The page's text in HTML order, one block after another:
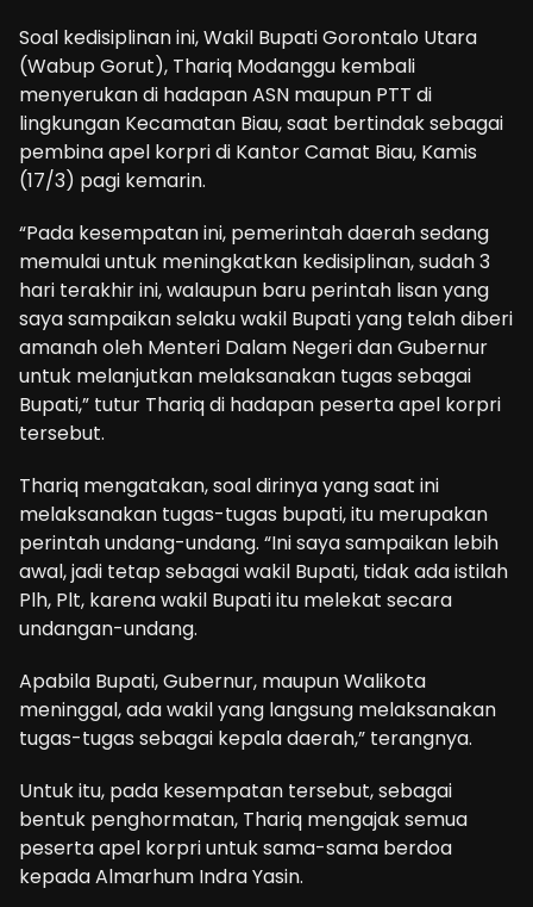
Soal kedisiplinan ini, Wakil Bupati Gorontalo Utara
(Wabup Gorut), Thariq Modanggu kembali
menyerukan di hadapan ASN maupun PTT di
lingkungan Kecamatan Biau, saat bertindak sebagai
pembina apel korpri di Kantor Camat Biau, Kamis
(17/3) pagi kemarin.
“Pada kesempatan ini, pemerintah daerah sedang
memulai untuk meningkatkan kedisiplinan, sudah 3
hari terakhir ini, walaupun baru perintah lisan yang
saya sampaikan selaku wakil Bupati yang telah diberi
amanah oleh Menteri Dalam Negeri dan Gubernur
untuk melanjutkan melaksanakan tugas sebagai
Bupati,” tutur Thariq di hadapan peserta apel korpri
tersebut.
Thariq mengatakan, soal dirinya yang saat ini
melaksanakan tugas-tugas bupati, itu merupakan
perintah undang-undang. “Ini saya sampaikan lebih
awal, jadi tetap sebagai wakil Bupati, tidak ada istilah
Plh, Plt, karena wakil Bupati itu melekat secara
undangan-undang.
Apabila Bupati, Gubernur, maupun Walikota
meninggal, ada wakil yang langsung melaksanakan
tugas-tugas sebagai kepala daerah,” terangnya.
Untuk itu, pada kesempatan tersebut, sebagai
bentuk penghormatan, Thariq mengajak semua
peserta apel korpri untuk sama-sama berdoa
kepada Almarhum Indra Yasin.